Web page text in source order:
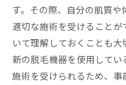
す。その際、自分の肌質や
適切な施術を受けること
いて理解しておくことも
新の脱毛機器を使用して
施術を受けられるため、